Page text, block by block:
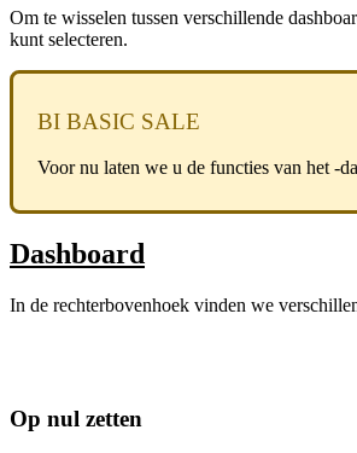
Om te wisselen tussen verschillende
kunt selecteren.
BI BASIC SALE
Voor nu laten we u de functies van het -
Dashboard
In de rechterbovenhoek vinden we
Op nul zetten